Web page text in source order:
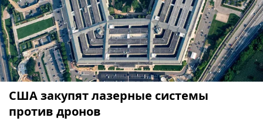
США закупят лазерные системы
против дронов